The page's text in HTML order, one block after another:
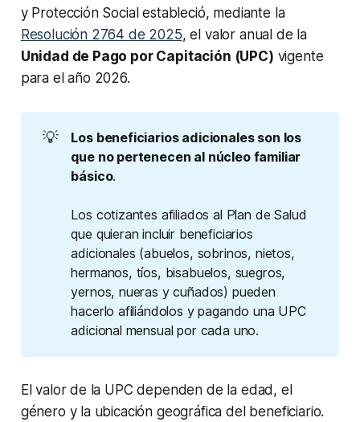
y Protección Social estableció, mediante la
Resolución 2764 de 2025, el valor anual de la
Unidad de Pago por Capitación (UPC) vigente
para el año 2026.
💡
Los beneficiarios adicionales son los
que no pertenecen al núcleo familiar
básico.
Los cotizantes afiliados al Plan de Salud
que quieran incluir beneficiarios
adicionales (abuelos, sobrinos, nietos,
hermanos, tíos, bisabuelos, suegros,
yernos, nueras y cuñados) pueden
hacerlo afiliándolos y pagando una UPC
adicional mensual por cada uno.
El valor de la UPC dependen de la edad, el
género y la ubicación geográfica del beneficiario.